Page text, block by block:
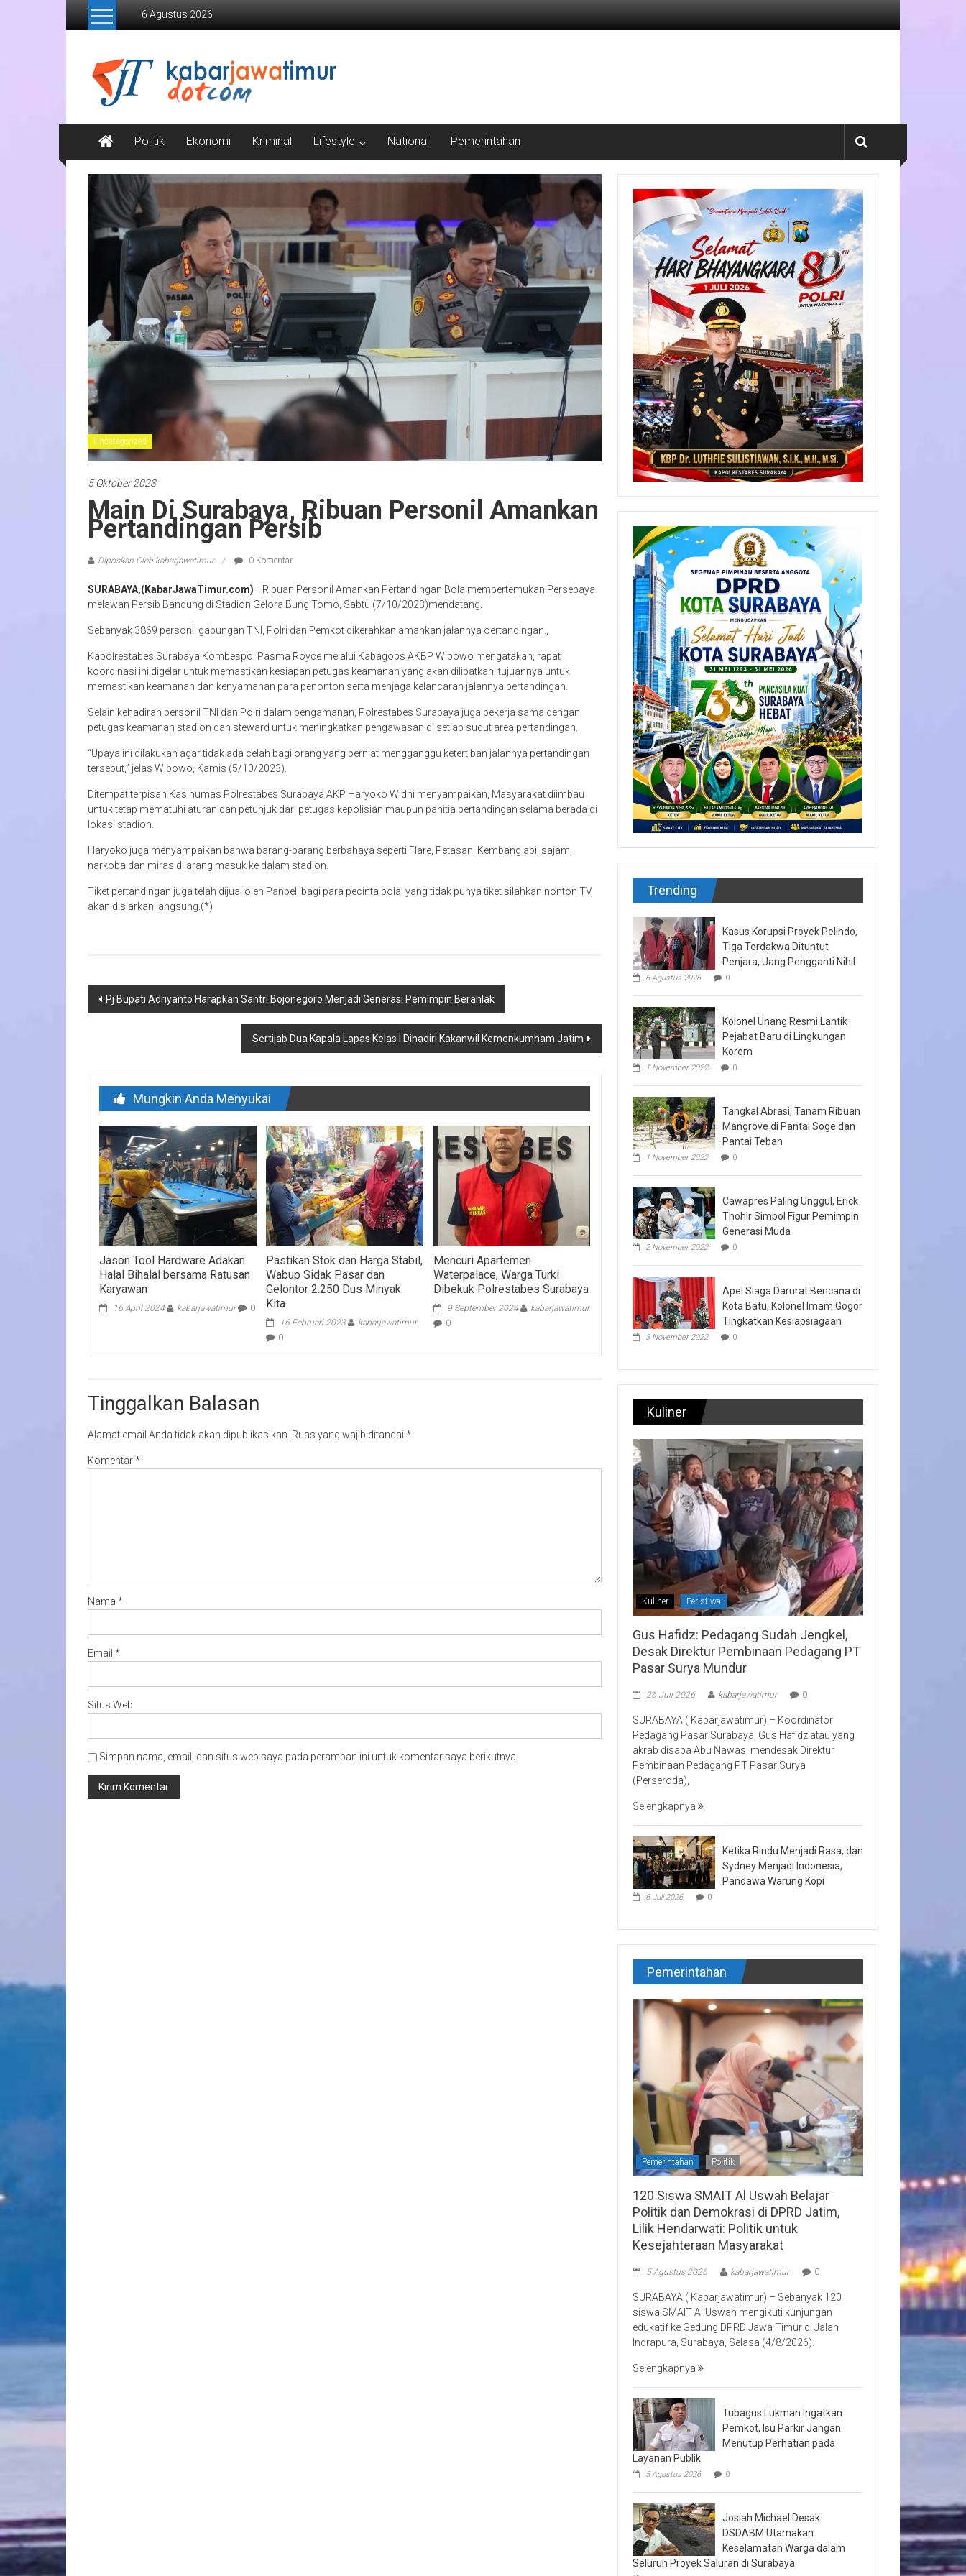
Lompat
6 Agustus 2026
Kabar
Jawa
Timur
Media
Online
Jawa
Timur
Politik Ekonomi Kriminal Lifestyle National Pemerintahan
Uncategorized
5 Oktober 2023
Main Di Surabaya, Ribuan Personil Amankan
Pertandingan Persib
Diposkan Oleh:kabarjawatimur 0 Komentar
SURABAYA,(KabarJawaTimur.com)– Ribuan Personil Amankan Pertandingan Bola mempertemukan Persebaya
melawan Persib Bandung di Stadion Gelora Bung Tomo, Sabtu (7/10/2023)mendatang.
Sebanyak 3869 personil gabungan TNI, Polri dan Pemkot dikerahkan amankan jalannya oertandingan.,
Kapolrestabes Surabaya Kombespol Pasma Royce melalui Kabagops AKBP Wibowo mengatakan, rapat
koordinasi ini digelar untuk memastikan kesiapan petugas keamanan yang akan dilibatkan, tujuannya untuk
memastikan keamanan dan kenyamanan para penonton serta menjaga kelancaran jalannya pertandingan.
Selain kehadiran personil TNI dan Polri dalam pengamanan, Polrestabes Surabaya juga bekerja sama dengan
petugas keamanan stadion dan steward untuk meningkatkan pengawasan di setiap sudut area pertandingan.
“Upaya ini dilakukan agar tidak ada celah bagi orang yang berniat mengganggu ketertiban jalannya pertandingan
tersebut,” jelas Wibowo, Kamis (5/10/2023).
Ditempat terpisah Kasihumas Polrestabes Surabaya AKP Haryoko Widhi menyampaikan, Masyarakat diimbau
untuk tetap mematuhi aturan dan petunjuk dari petugas kepolisian maupun panitia pertandingan selama berada di
lokasi stadion.
Haryoko juga menyampaikan bahwa barang-barang berbahaya seperti Flare, Petasan, Kembang api, sajam,
narkoba dan miras dilarang masuk ke dalam stadion.
Tiket pertandingan juga telah dijual oleh Panpel, bagi para pecinta bola, yang tidak punya tiket silahkan nonton TV,
akan disiarkan langsung.(*)
Navigasi
Pj Bupati Adriyanto Harapkan Santri Bojonegoro Menjadi Generasi Pemimpin Berahlak
Sertijab Dua Kapala Lapas Kelas I Dihadiri Kakanwil Kemenkumham Jatim
Mungkin Anda Menyukai
Jason Tool Hardware Adakan
Halal Bihalal bersama Ratusan
Karyawan
16 April 2024 kabarjawatimur 0
Pastikan Stok dan Harga Stabil,
Wabup Sidak Pasar dan
Gelontor 2.250 Dus Minyak
Kita
16 Februari 2023
kabarjawatimur
0
Mencuri Apartemen
Waterpalace, Warga Turki
Dibekuk Polrestabes Surabaya
9 September 2024
kabarjawatimur
0
Tinggalkan Balasan
Alamat email Anda tidak akan dipublikasikan. Ruas yang wajib ditandai *
Komentar*
Nama *
Email *
Situs Web
Simpan nama, email, dan situs web saya pada peramban ini untuk komentar saya berikutnya.
Trending
Kasus Korupsi Proyek Pelindo,
Tiga Terdakwa Dituntut
Penjara, Uang Pengganti Nihil
6 Agustus 2026 0
Kolonel Unang Resmi Lantik
Pejabat Baru di Lingkungan
Korem
1 November 2022 0
Tangkal Abrasi, Tanam Ribuan
Mangrove di Pantai Soge dan
Pantai Teban
1 November 2022 0
Cawapres Paling Unggul, Erick
Thohir Simbol Figur Pemimpin
Generasi Muda
2 November 2022 0
Apel Siaga Darurat Bencana di
Kota Batu, Kolonel Imam Gogor
Tingkatkan Kesiapsiagaan
3 November 2022 0
Kuliner
Kuliner Peristiwa
Gus Hafidz: Pedagang Sudah Jengkel,
Desak Direktur Pembinaan Pedagang PT
Pasar Surya Mundur
26 Juli 2026 kabarjawatimur 0
SURABAYA ( Kabarjawatimur) – Koordinator
Pedagang Pasar Surabaya, Gus Hafidz atau yang
akrab disapa Abu Nawas, mendesak Direktur
Pembinaan Pedagang PT Pasar Surya
(Perseroda),
Selengkapnya
Ketika Rindu Menjadi Rasa, dan
Sydney Menjadi Indonesia,
Pandawa Warung Kopi
6 Juli 2026 0
Pemerintahan
Pemerintahan Politik
120 Siswa SMAIT Al Uswah Belajar
Politik dan Demokrasi di DPRD Jatim,
Lilik Hendarwati: Politik untuk
Kesejahteraan Masyarakat
5 Agustus 2026 kabarjawatimur 0
SURABAYA ( Kabarjawatimur) – Sebanyak 120
siswa SMAIT Al Uswah mengikuti kunjungan
edukatif ke Gedung DPRD Jawa Timur di Jalan
Indrapura, Surabaya, Selasa (4/8/2026).
Selengkapnya
Tubagus Lukman Ingatkan
Pemkot, Isu Parkir Jangan
Menutup Perhatian pada
Layanan Publik
5 Agustus 2026 0
Josiah Michael Desak
DSDABM Utamakan
Keselamatan Warga dalam
Seluruh Proyek Saluran di Surabaya